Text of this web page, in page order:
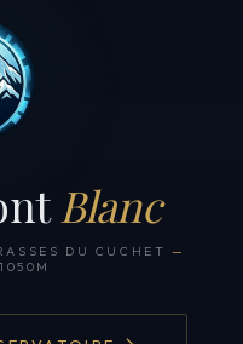
Blanc
DU CUCHET —